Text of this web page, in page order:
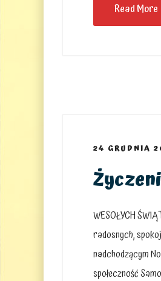
Read More
24 GRUDNIA
WESOŁYCH
radosnych,
nadchodzącym
społeczność